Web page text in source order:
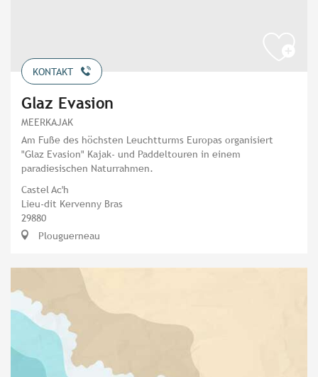
KONTAKT
Glaz Evasion
MEERKAJAK
Am Fuße des höchsten Leuchtturms Europas organisiert
"Glaz Evasion" Kajak- und Paddeltouren in einem
paradiesischen Naturrahmen.
Castel Ac'h
Lieu-dit Kervenny Bras
29880
Plouguerneau